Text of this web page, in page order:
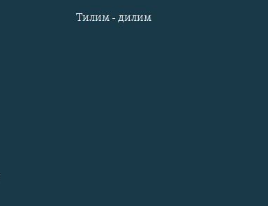
Тилим - дилим